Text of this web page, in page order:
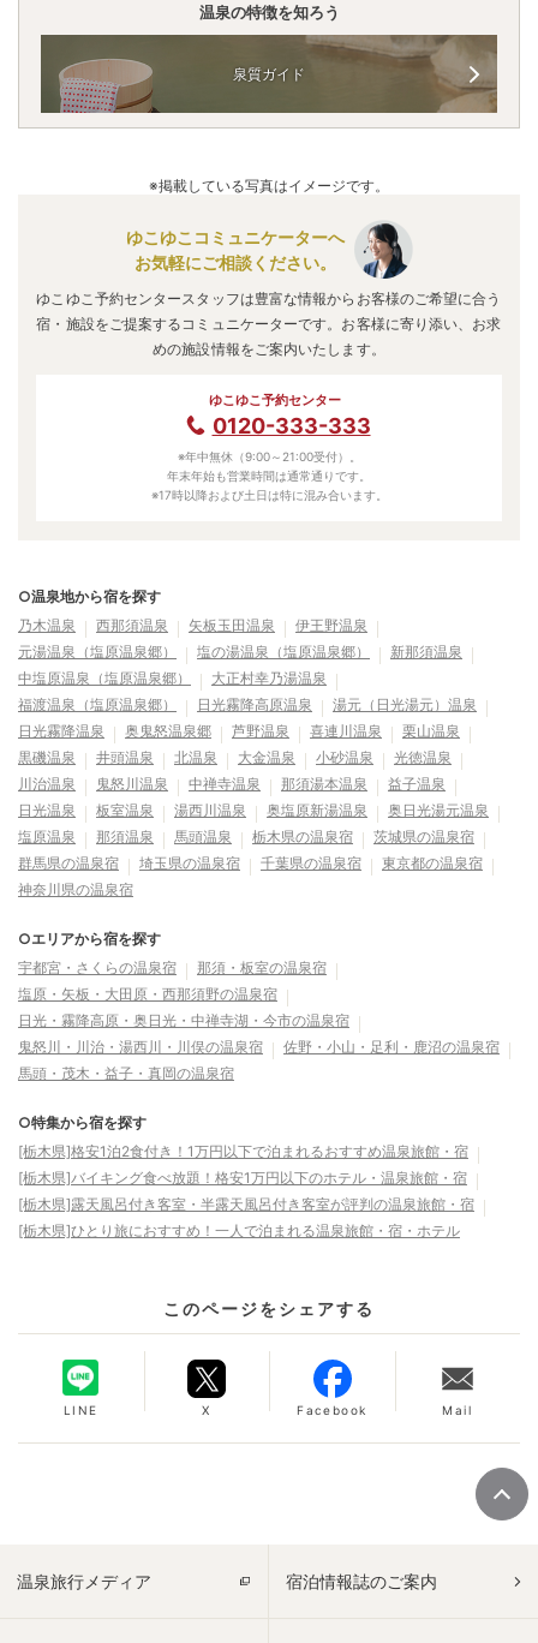
温泉の特徴を知ろう
泉質ガイド
※掲載している写真はイメージです。
ゆこゆこコミュニケーターへ
お気軽にご相談ください。
ゆこゆこ予約センタースタッフは豊富な情報からお客様のご希望に合う
宿・施設をご提案するコミュニケーターです。お客様に寄り添い、お求
めの施設情報をご案内いたします。
ゆこゆこ予約センター
0120-333-333
※年中無休（9:00～21:00受付）。
年末年始も営業時間は通常通りです。
※17時以降および土日は特に混み合います。
○温泉地から宿を探す
乃木温泉
西那須温泉 矢板玉田温泉
伊王野温泉
元湯温泉（塩原温泉郷）
塩の湯温泉（塩原温泉郷）
新那須温泉
中塩原温泉（塩原温泉郷）
大正村幸乃湯温泉
福渡温泉（塩原温泉郷）
日光霧降高原温泉
湯元（日光湯元）温泉
日光霧降温泉
奥鬼怒温泉郷 芦野温泉 喜連川温泉
栗山温泉
黒磯温泉
井頭温泉 北温泉 大金温泉 小砂温泉
光徳温泉
川治温泉
鬼怒川温泉 中禅寺温泉 那須湯本温泉
益子温泉
日光温泉
板室温泉 湯西川温泉 奥塩原新湯温泉
奥日光湯元温泉
塩原温泉
那須温泉 馬頭温泉 栃木県の温泉宿
茨城県の温泉宿
群馬県の温泉宿
埼玉県の温泉宿 千葉県の温泉宿
東京都の温泉宿
神奈川県の温泉宿
○エリアから宿を探す
宇都宮・さくらの温泉宿
那須・板室の温泉宿
塩原・矢板・大田原・西那須野の温泉宿
日光・霧降高原・奥日光・中禅寺湖・今市の温泉宿
鬼怒川・川治・湯西川・川俣の温泉宿
佐野・小山・足利・鹿沼の温泉宿
馬頭・茂木・益子・真岡の温泉宿
○特集から宿を探す
[栃木県]格安1泊2食付き！1万円以下で泊まれるおすすめ温泉旅館・宿
[栃木県]バイキング食べ放題！格安1万円以下のホテル・温泉旅館・宿
[栃木県]露天風呂付き客室・半露天風呂付き客室が評判の温泉旅館・宿
[栃木県]ひとり旅におすすめ！一人で泊まれる温泉旅館・宿・ホテル
このページをシェアする
LINE X Facebook Mail
温泉旅行メディア 宿泊情報誌のご案内